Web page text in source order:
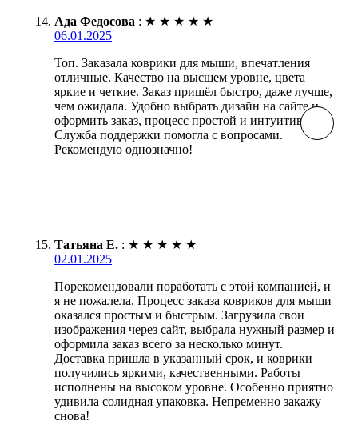
Ада Федосова : ★ ★ ★ ★ ★
06.01.2025
Топ. Заказала коврики для мыши, впечатления
отличные. Качество на высшем уровне, цвета
яркие и четкие. Заказ пришёл быстро, даже лучше,
чем ожидала. Удобно выбрать дизайн на сайте и
оформить заказ, процесс простой и интуитивный.
Служба поддержки помогла с вопросами.
Рекомендую однозначно!
Татьяна Е. : ★ ★ ★ ★ ★
02.01.2025
Порекомендовали поработать с этой компанией, и
я не пожалела. Процесс заказа ковриков для мыши
оказался простым и быстрым. Загрузила свои
изображения через сайт, выбрала нужный размер и
оформила заказ всего за несколько минут.
Доставка пришла в указанный срок, и коврики
получились яркими, качественными. Работы
исполнены на высоком уровне. Особенно приятно
удивила солидная упаковка. Непременно закажу
снова!